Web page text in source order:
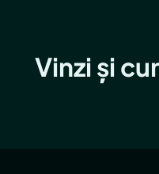
Vinzi și